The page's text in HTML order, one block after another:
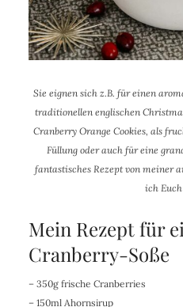
Sie eignen sich z.B. für einen
traditionellen englischen
Cranberry Orange Cookies, als
Füllung oder auch für eine
fantastisches Rezept von meiner
ich
Mein Rezept für
Cranberry-Soße
– 350g frische Cranberries
– 150ml Ahornsirup